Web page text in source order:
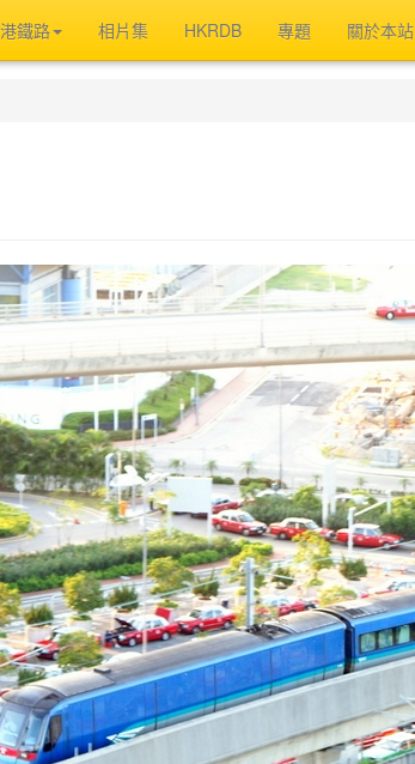
鐵路 相片集 HKRDB 專題 關於本站